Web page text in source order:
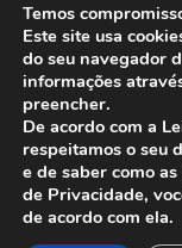
ANFIP -
Fiscais
Temos
Este site usa
do seu navegador
informações
preencher.
De acordo com a
respeitamos o seu
e de saber como
de Privacidade,
de acordo com ela.